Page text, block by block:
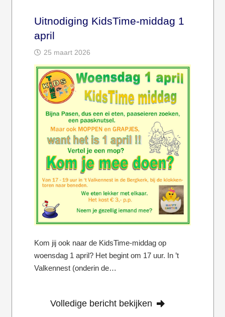
Uitnodiging KidsTime-middag 1
april
25 maart 2026
Kom jij ook naar de KidsTime-middag op
woensdag 1 april? Het begint om 17 uur. In ’t
Valkennest (onderin de…
Volledige bericht bekijken